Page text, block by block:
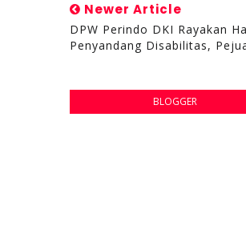
Newer Article
DPW Perindo DKI Rayakan
Penyandang Disabilitas,
BLOGGER